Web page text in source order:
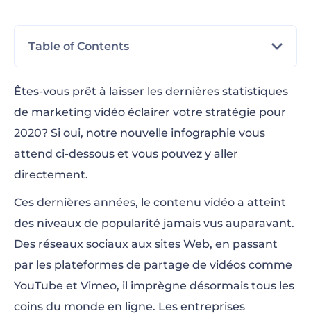
Table of Contents
Types de Vidéos
Vidéos et Plateformes
Vidéos sur les Réseaux Sociaux
Consommation Vidéo
Durée de la Vidéo
Solutions pour la Vidéo
Êtes-vous prêt à laisser les dernières statistiques
de marketing vidéo éclairer votre stratégie pour
2020? Si oui, notre nouvelle infographie vous
attend ci-dessous et vous pouvez y aller
directement.
Ces dernières années, le contenu vidéo a atteint
des niveaux de popularité jamais vus auparavant.
Des réseaux sociaux aux sites Web, en passant
par les plateformes de partage de vidéos comme
YouTube et Vimeo, il imprègne désormais tous les
coins du monde en ligne. Les entreprises